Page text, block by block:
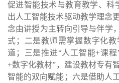
促进智能技术与教育教学、科
出人工智能技术驱动教学理念
念由讲授为主转向引导与伴学
式；二是教师需掌握数字化
道；三是推进“人工智能+课
+数字化教材”，建设教材专有
智能的双向赋能；六是借助人